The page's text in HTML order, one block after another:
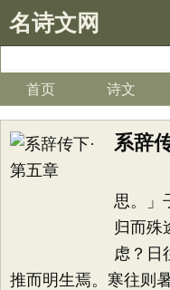
名诗文网
首页 诗文
系辞
《易
思。」
归而殊
虑？日
推而明生焉。寒往则